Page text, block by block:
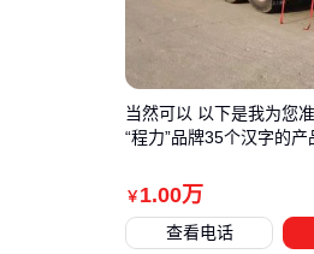
￥ 1.00万
当然可以 以下是我为您
“程力”品牌35个汉字的产
点、材质等信息
查看电话